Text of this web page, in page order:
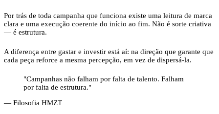
Por trás de toda campanha que funciona existe uma leitura de marca
clara e uma execução coerente do início ao fim. Não é sorte criativa
— é estrutura.
A diferença entre gastar e investir está aí: na direção que garante que
cada peça reforce a mesma percepção, em vez de dispersá-la.
"Campanhas não falham por falta de talento. Falham
por falta de estrutura."
— Filosofia HMZT